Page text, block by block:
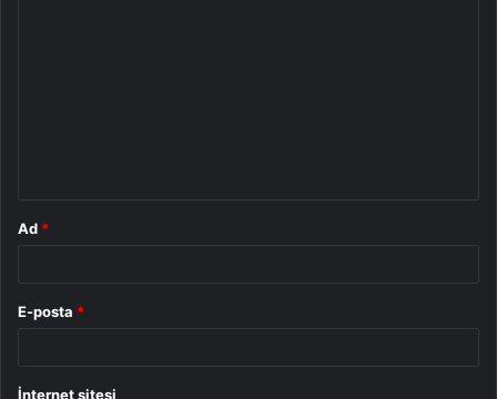
Ad *
E-posta *
İnternet sitesi